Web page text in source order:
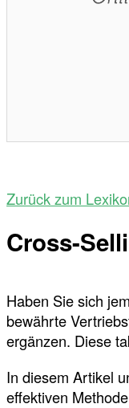
Zurück zum
Cross-
Haben Sie sich
bewährte
ergänzen. Diese
In diesem Artikel
effektiven